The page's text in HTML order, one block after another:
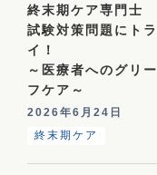
終末期ケア専門士
試験対策問題にトラ
イ！
～医療者へのグリー
フケア～
2026年6月24日
終末期ケア